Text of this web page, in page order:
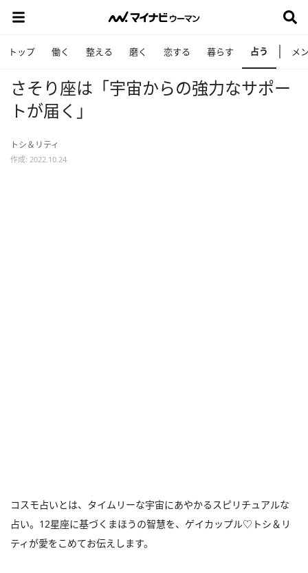
トップ 働く 整える 磨く 恋する 暮らす 占う メ
さそり座は「宇宙からの強力なサポー
トが届く」
トシ＆リティ
作成: 2022.10.24
コスモ占いとは、タイムリーな宇宙にあやかるスピリチュアルな
占い。12星座に基づくまほうの智慧を、ゲイカップル♡トシ＆リ
ティが愛をこめてお伝えします。